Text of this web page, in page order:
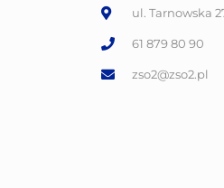
ul. Tarnowska
61 879 80 90
zso2@zso2.pl